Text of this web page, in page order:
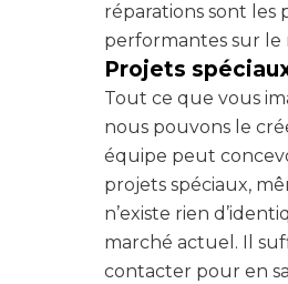
réparations sont les
performantes sur le
Projets
Tout ce que vous
nous pouvons le
équipe peut
projets spéciaux,
n’existe rien
marché actuel. Il
contacter pour en